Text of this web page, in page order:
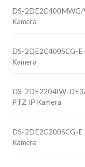
DS-2DE2C400MWG/
Kamera
DS-2DE2C400SCG-E
Kamera
DS-2DE2204IW-
PTZ IP Kamera
DS-2DE2C200SCG-E
Kamera